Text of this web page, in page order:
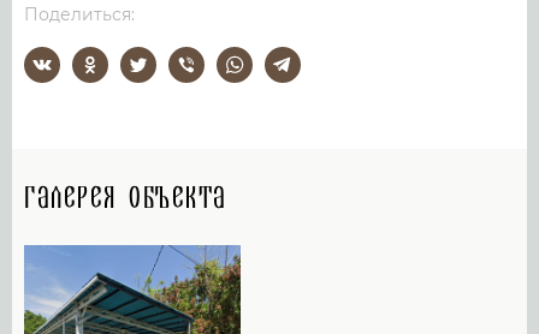
Поделиться:
Галерея объекта